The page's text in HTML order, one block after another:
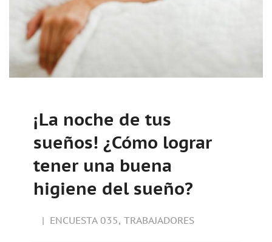
¡La noche de tus
sueños! ¿Cómo lograr
tener una buena
higiene del sueño?
ENCUESTA 035, TRABAJADORES